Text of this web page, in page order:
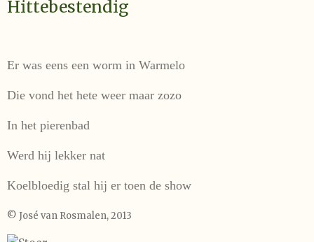
Hittebestendig
Er was eens een worm in Warmelo
Die vond het hete weer maar zozo
In het pierenbad
Werd hij lekker nat
Koelbloedig stal hij er toen de show
© José van Rosmalen, 2013